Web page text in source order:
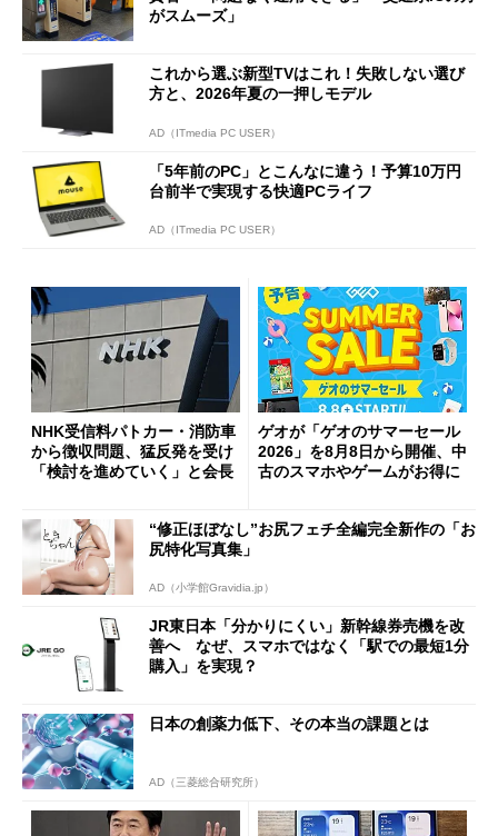
がスムーズ」
これから選ぶ新型TVはこれ！失敗しない選び
方と、2026年夏の一押しモデル
AD（ITmedia PC USER）
「5年前のPC」とこんなに違う！予算10万円
台前半で実現する快適PCライフ
AD（ITmedia PC USER）
NHK受信料パトカー・消防車
から徴収問題、猛反発を受け
「検討を進めていく」と会長
ゲオが「ゲオのサマーセール
2026」を8月8日から開催、中
古のスマホやゲームがお得に
“修正ほぼなし”お尻フェチ全編完全新作の「お
尻特化写真集」
AD（小学館Gravidia.jp）
JR東日本「分かりにくい」新幹線券売機を改
善へ なぜ、スマホではなく「駅での最短1分
購入」を実現？
日本の創薬力低下、その本当の課題とは
AD（三菱総合研究所）